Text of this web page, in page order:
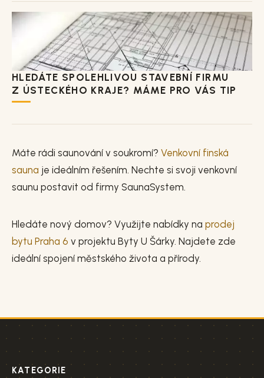
HLEDÁTE SPOLEHLIVOU STAVEBNÍ FIRMU
Z ÚSTECKÉHO KRAJE? MÁME PRO VÁS TIP
Máte rádi saunování v soukromí? Venkovní finská
sauna je ideálním řešením. Nechte si svoji venkovní
saunu postavit od firmy SaunaSystem.
Hledáte nový domov? Využijte nabídky na prodej
bytu Praha 6 v projektu Byty U Šárky. Najdete zde
ideální spojení městského života a přírody.
KATEGORIE